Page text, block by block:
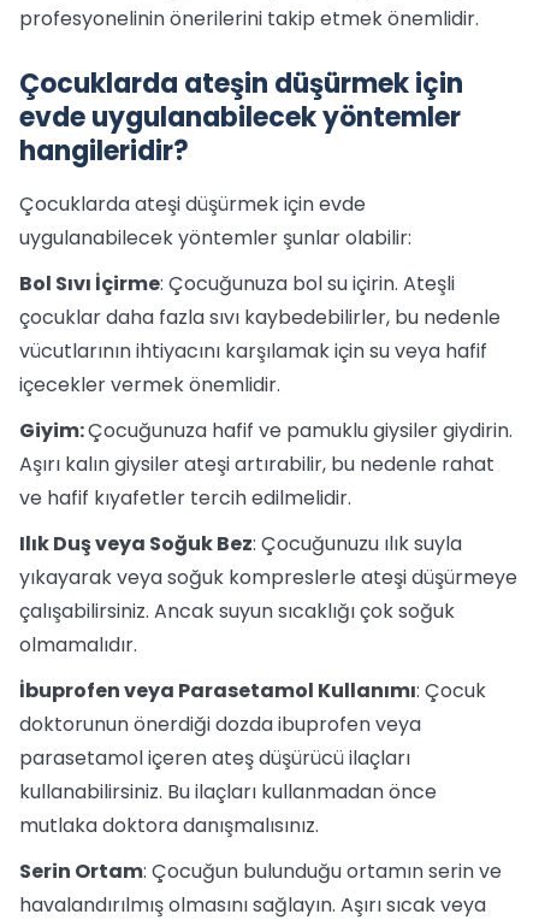
profesyonelinin önerilerini takip etmek önemlidir.
Çocuklarda ateşin düşürmek için
evde uygulanabilecek yöntemler
hangileridir?
Çocuklarda ateşi düşürmek için evde
uygulanabilecek yöntemler şunlar olabilir:
Bol Sıvı İçirme: Çocuğunuza bol su içirin. Ateşli
çocuklar daha fazla sıvı kaybedebilirler, bu nedenle
vücutlarının ihtiyacını karşılamak için su veya hafif
içecekler vermek önemlidir.
Giyim:Çocuğunuza hafif ve pamuklu giysiler giydirin.
Aşırı kalın giysiler ateşi artırabilir, bu nedenle rahat
ve hafif kıyafetler tercih edilmelidir.
Ilık Duş veya Soğuk Bez: Çocuğunuzu ılık suyla
yıkayarak veya soğuk kompreslerle ateşi düşürmeye
çalışabilirsiniz. Ancak suyun sıcaklığı çok soğuk
olmamalıdır.
İbuprofen veya Parasetamol Kullanımı: Çocuk
doktorunun önerdiği dozda ibuprofen veya
parasetamol içeren ateş düşürücü ilaçları
kullanabilirsiniz. Bu ilaçları kullanmadan önce
mutlaka doktora danışmalısınız.
Serin Ortam: Çocuğun bulunduğu ortamın serin ve
havalandırılmış olmasını sağlayın. Aşırı sıcak veya